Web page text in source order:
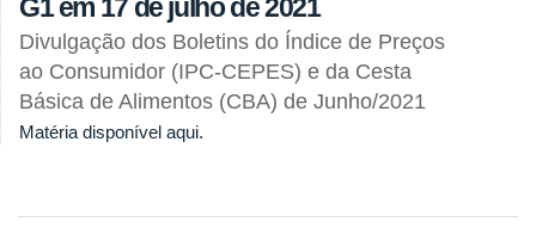
G1 em 17 de julho de 2021
Divulgação dos Boletins do Índice de Preços
ao Consumidor (IPC-CEPES) e da Cesta
Básica de Alimentos (CBA) de Junho/2021
Matéria disponível aqui.